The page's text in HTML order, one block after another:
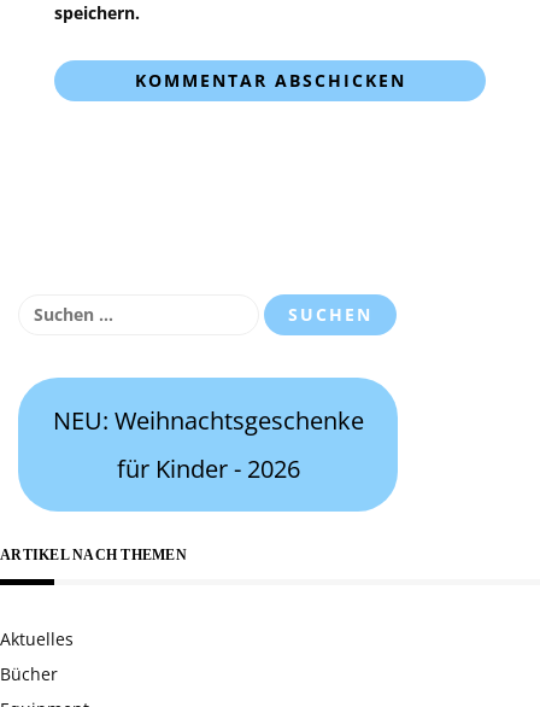
speichern.
Suchen
NEU: Weihnachtsgeschenke
für Kinder - 2026
ARTIKEL NACH THEMEN
Aktuelles
Bücher